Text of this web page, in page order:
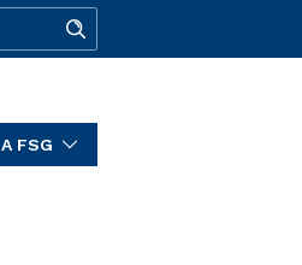
A FSG